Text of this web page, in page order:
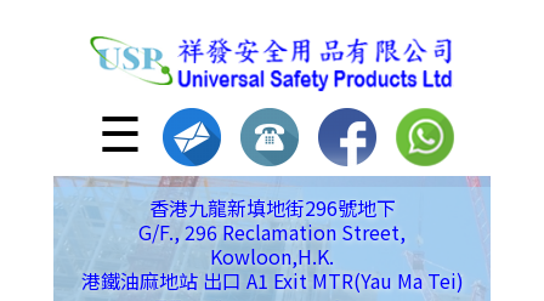
☰
香港九龍新填地街296號地下
G/F., 296 Reclamation Street,
Kowloon,H.K.
港鐵油麻地站 出口 A1 Exit MTR(Yau Ma Tei)